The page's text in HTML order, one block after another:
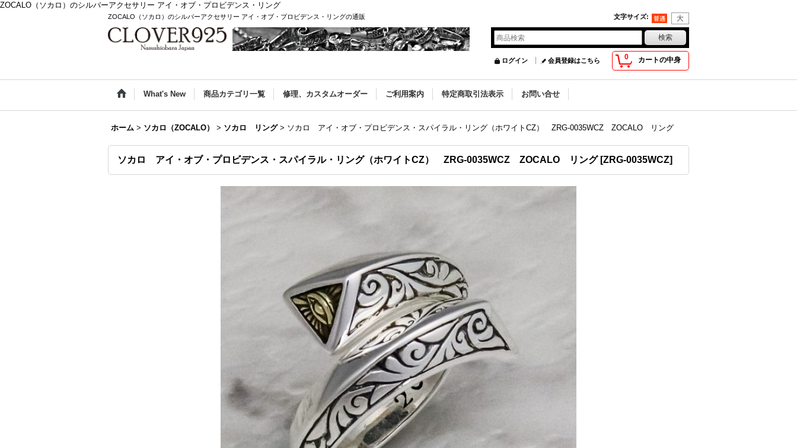
ZOCALO（ソカロ）のシルバーアクセサリー アイ・オブ・プロビデンス・リング
ZOCALO（ソカロ）のシルバーアクセサリー アイ・オブ・プロビデンス・リングの通販 文字サイズ:
0 カートの中身
ログイン 会員登録はこちら
What's New 商品カテゴリ一覧 修理、カスタムオーダー ご利用案内 特定商取引法表示 お問い合せ
ホーム > ソカロ（ZOCALO） > ソカロ リング > ソカロ アイ・オブ・プロビデンス・スパイラル・リング（ホワイトCZ） ZRG-0035WCZ ZOCALO リング
ソカロ アイ・オブ・プロビデンス・スパイラル・リング（ホワイトCZ） ZRG-0035WCZ ZOCALO リング [ZRG-0035WCZ]